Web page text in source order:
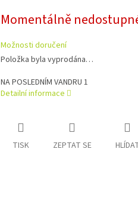
cena:
Momentálně
Možnosti doručení
Položka byla vyprodána…
NA POSLEDNÍM VANDRU 1
Detailní informace
TISK ZEPTAT SE